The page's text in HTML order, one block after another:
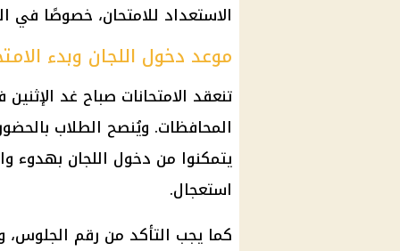
الاستعداد للامتحان، خصوصًا في
موعد دخول اللجان وبدء
تنعقد الامتحانات صباح غد
المحافظات. ويُنصح الطلاب
يتمكنوا من دخول اللجان بهدوء
استعجال.
كما يجب التأكد من رقم الجلوس،